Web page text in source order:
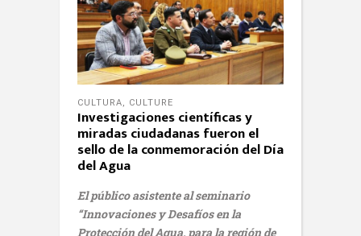
CULTURA, CULTURE
Investigaciones científicas y
miradas ciudadanas fueron el
sello de la conmemoración del Día
del Agua
El público asistente al seminario
“Innovaciones y Desafíos en la
Protección del Agua, para la región de